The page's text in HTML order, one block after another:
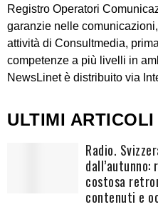
Registro Operatori
garanzie nelle
attività di Consultmedia,
competenze a più livelli in
NewsLinet è distribuito via
ULTIMI ARTICOLI
Radio.
costosa
contenuti e